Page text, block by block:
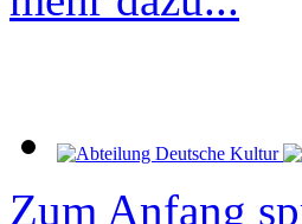
Zum Anfang